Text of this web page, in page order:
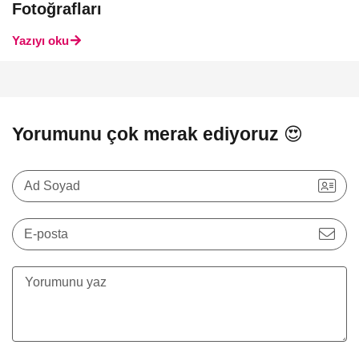
Fotoğrafları
Yazıyı oku
Yorumunu çok merak ediyoruz 😍
Ad Soyad
E-posta